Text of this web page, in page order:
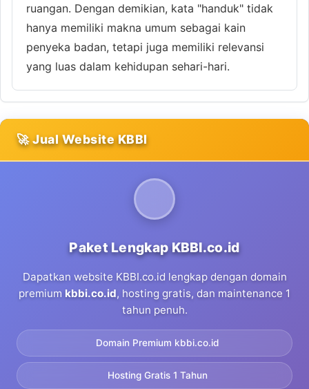
ruangan. Dengan demikian, kata "handuk" tidak
hanya memiliki makna umum sebagai kain
penyeka badan, tetapi juga memiliki relevansi
yang luas dalam kehidupan sehari-hari.
🚀 Jual Website KBBI
Paket Lengkap KBBI.co.id
Dapatkan website KBBI.co.id lengkap dengan domain
premium kbbi.co.id, hosting gratis, dan maintenance 1
tahun penuh.
Domain Premium kbbi.co.id
Hosting Gratis 1 Tahun